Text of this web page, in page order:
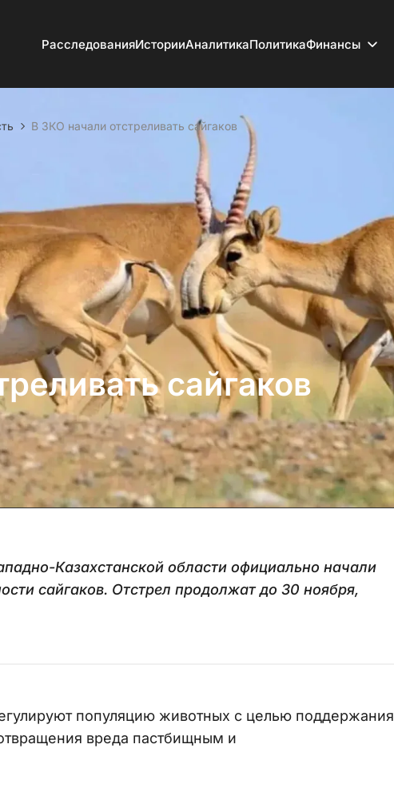
РасследованияИсторииАналитикаПолитикаФинансы
В ЗКО начали отстреливать сайгаков
сайгаков
Казахстанской области официально начали
сайгаков. Отстрел продолжат до 30 ноября,
популяцию животных с целью поддержания
вреда пастбищным и